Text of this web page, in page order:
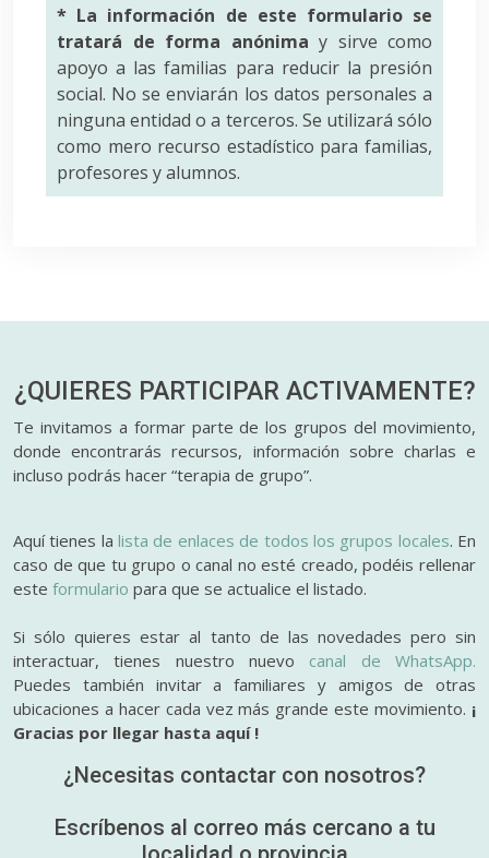
* La información de este formulario se
tratará de forma anónima y sirve como
apoyo a las familias para reducir la presión
social. No se enviarán los datos personales a
ninguna entidad o a terceros. Se utilizará sólo
como mero recurso estadístico para familias,
profesores y alumnos.
¿QUIERES PARTICIPAR ACTIVAMENTE?
Te invitamos a formar parte de los grupos del movimiento,
donde encontrarás recursos, información sobre charlas e
incluso podrás hacer “terapia de grupo”.
Aquí tienes lalista de enlaces de todos los grupos locales. En
caso de que tu grupo o canal no esté creado, podéis rellenar
este formulario para que se actualice el listado.
Si sólo quieres estar al tanto de las novedades pero sin
interactuar, tienes nuestro nuevo canal de WhatsApp.
Puedes también invitar a familiares y amigos de otras
ubicaciones a hacer cada vez más grande este movimiento. ¡
Gracias por llegar hasta aquí !
¿Necesitas contactar con nosotros?
Escríbenos al correo más cercano a tu